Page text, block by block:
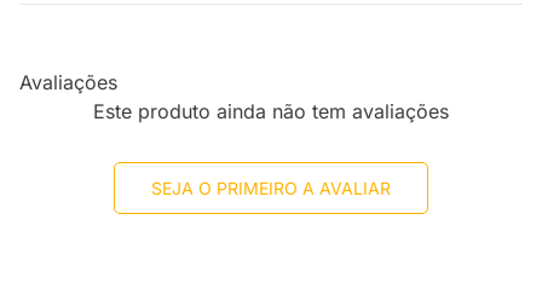
Avaliações
Este produto ainda não tem avaliações
SEJA O PRIMEIRO A AVALIAR